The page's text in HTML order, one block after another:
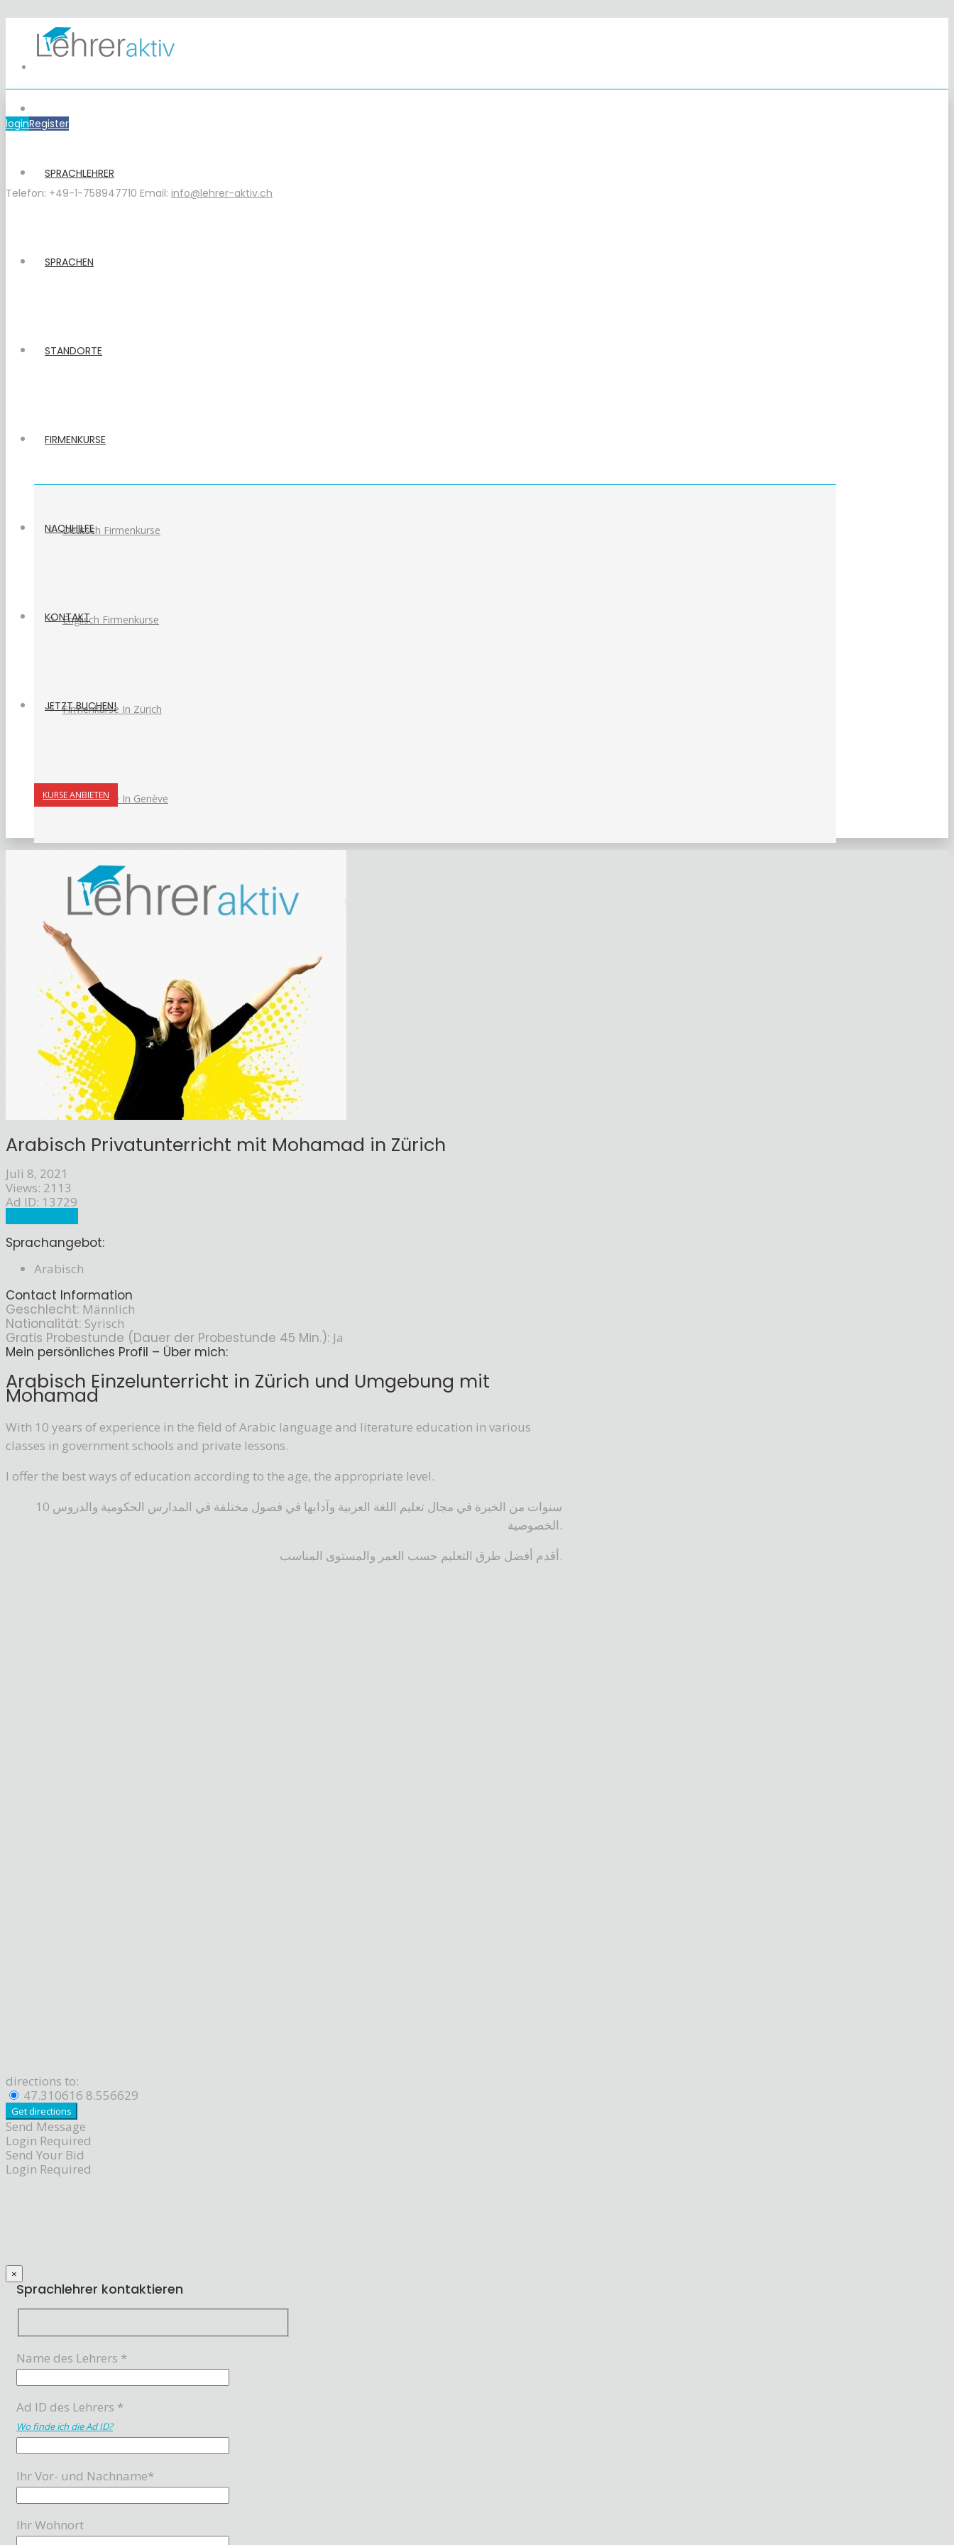
loginRegister
Telefon: +49-1-758947710 Email: info@lehrer-aktiv.ch
SPRACHLEHRER
SPRACHEN
STANDORTE
FIRMENKURSE
Deutsch Firmenkurse
Englisch Firmenkurse
Firmenkurse In Zürich
Firmenkurse In Genève
NACHHILFE
KONTAKT
JETZT BUCHEN!
KURSE ANBIETEN
Arabisch Privatunterricht mit Mohamad in Zürich
Juli 8, 2021
Views: 2113
Ad ID: 13729
Sprachangebot:
Arabisch
Contact Information
Geschlecht: Männlich
Nationalität: Syrisch
Gratis Probestunde (Dauer der Probestunde 45 Min.): Ja
Mein persönliches Profil – Über mich:
Arabisch Einzelunterricht in Zürich und Umgebung mit
Mohamad
With 10 years of experience in the field of Arabic language and literature education in various
classes in government schools and private lessons.
I offer the best ways of education according to the age, the appropriate level.
10 سنوات من الخبرة في مجال تعليم اللغة العربية وآدابها في فصول مختلفة في المدارس الحكومية والدروس
الخصوصية.
أقدم أفضل طرق التعليم حسب العمر والمستوى المناسب.
directions to:
47.310616 8.556629
Send Message
Login Required
Send Your Bid
Login Required
×
Sprachlehrer kontaktieren
Name des Lehrers *
Ad ID des Lehrers *
Wo finde ich die Ad ID?
Ihr Vor- und Nachname*
Ihr Wohnort